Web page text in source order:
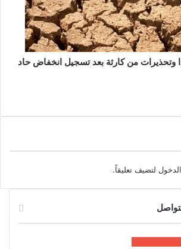
من كارثة بعد تسجيل انخفاض حاد
لتضيف تعليقاً.